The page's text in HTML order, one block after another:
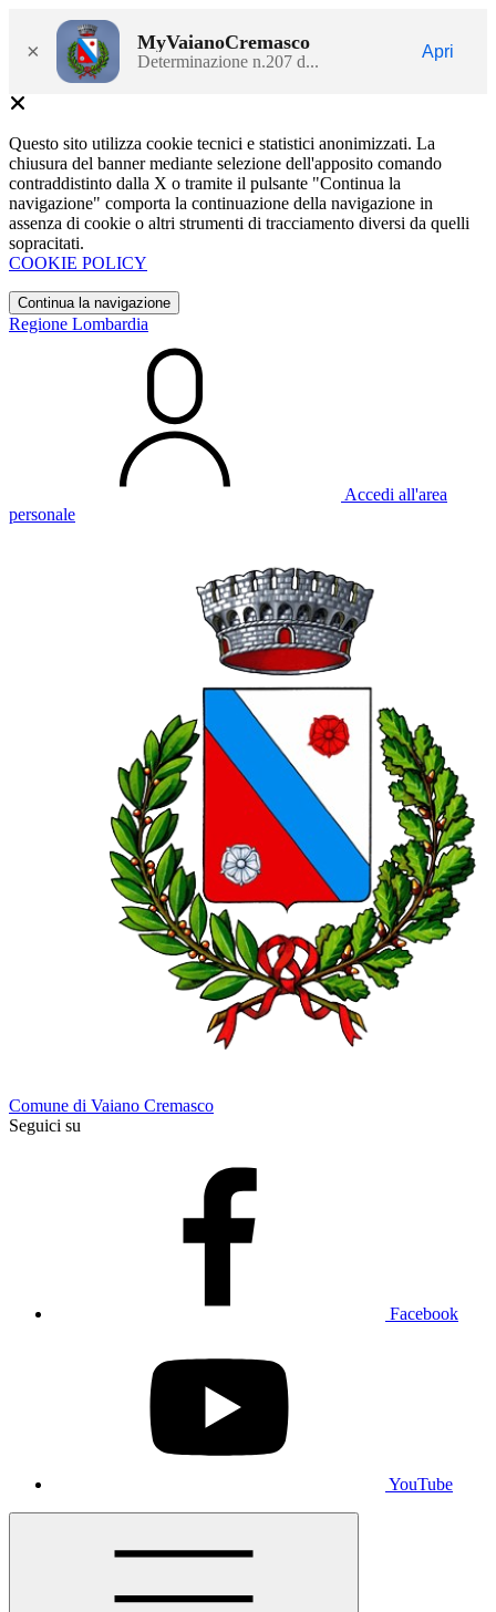
× MyVaianoCremasco
Determinazione n.207 d...
Apri
Questo sito utilizza cookie tecnici e statistici anonimizzati. La
chiusura del banner mediante selezione dell'apposito comando
contraddistinto dalla X o tramite il pulsante "Continua la
navigazione" comporta la continuazione della navigazione in
assenza di cookie o altri strumenti di tracciamento diversi da quelli
sopracitati.
COOKIE POLICY
Continua la navigazione
Regione Lombardia
Accedi all'area
personale
Comune di Vaiano Cremasco
Seguici su
Facebook
YouTube